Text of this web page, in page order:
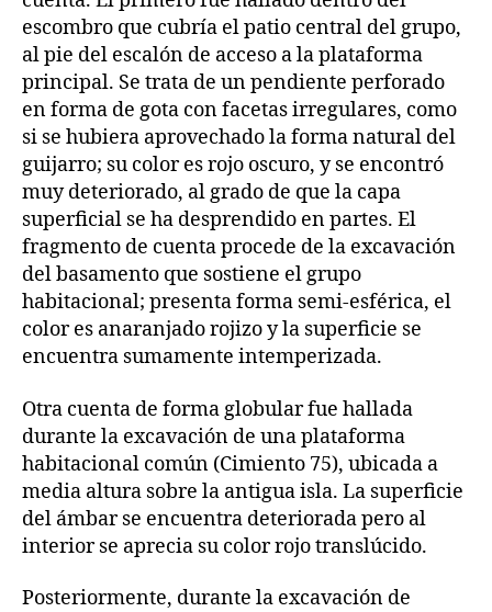
escombro que cubría el patio central del grupo,
al pie del escalón de acceso a la plataforma
principal. Se trata de un pendiente perforado
en forma de gota con facetas irregulares, como
si se hubiera aprovechado la forma natural del
guijarro; su color es rojo oscuro, y se encontró
muy deteriorado, al grado de que la capa
superficial se ha desprendido en partes. El
fragmento de cuenta procede de la excavación
del basamento que sostiene el grupo
habitacional; presenta forma semi-esférica, el
color es anaranjado rojizo y la superficie se
encuentra sumamente intemperizada.
Otra cuenta de forma globular fue hallada
durante la excavación de una plataforma
habitacional común (Cimiento 75), ubicada a
media altura sobre la antigua isla. La superficie
del ámbar se encuentra deteriorada pero al
interior se aprecia su color rojo translúcido.
Posteriormente, durante la excavación de